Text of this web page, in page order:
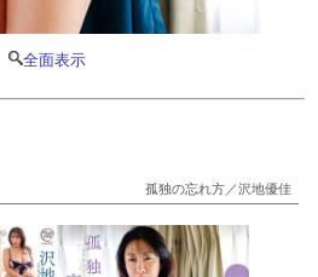
全面表示
孤独の忘れ方／沢地優佳